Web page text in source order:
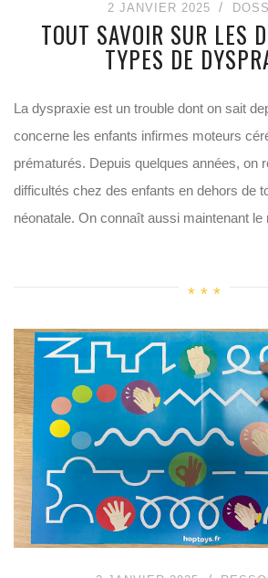
2 JANVIER 2025
TOUT SAVOIR SUR LES
TYPES DE
La dyspraxie est un trouble dont on sait
concerne les enfants infirmes moteurs
prématurés. Depuis quelques années, on
difficultés chez des enfants en dehors de
néonatale. On connaît aussi maintenant le